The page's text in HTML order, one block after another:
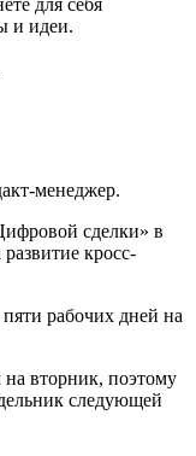
для себя
и идеи.
менеджер.
сделки» в
кросс-
рабочих дней на
вторник, поэтому
следующей